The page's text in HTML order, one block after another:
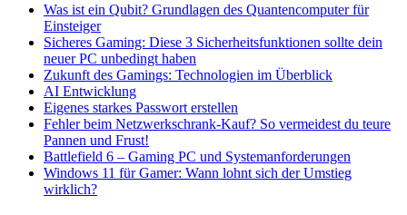
Was ist ein Qubit? Grundlagen des Quantencomputer für
Einsteiger
Sicheres Gaming: Diese 3 Sicherheitsfunktionen sollte dein
neuer PC unbedingt haben
Zukunft des Gamings: Technologien im Überblick
AI Entwicklung
Eigenes starkes Passwort erstellen
Fehler beim Netzwerkschrank-Kauf? So vermeidest du teure
Pannen und Frust!
Battlefield 6 – Gaming PC und Systemanforderungen
Windows 11 für Gamer: Wann lohnt sich der Umstieg
wirklich?